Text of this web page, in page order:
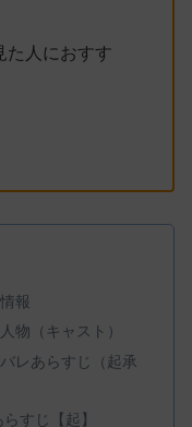
た人におすす
報
物（キャスト）
レあらすじ（起承
すじ【起】